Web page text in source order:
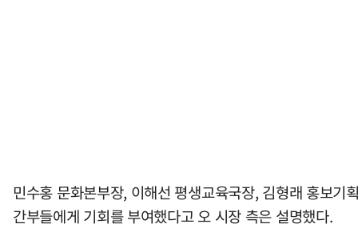
민수홍 문화본부장, 이해선 평생교육국장, 김형래 홍보
간부들에게 기회를 부여했다고 오 시장 측은 설명했다.